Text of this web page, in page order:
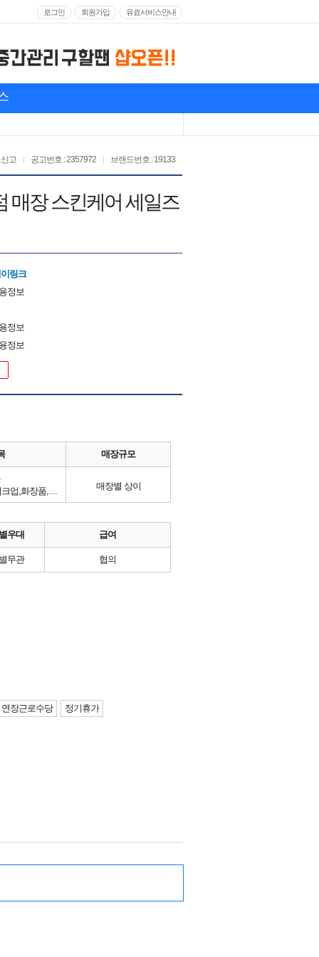
로그인 회원가입 유료서비스안내
브랜드번호 : 19133
공고번호 : 2357972
고
매장 스킨케어 세일즈
링크
정보
정보
정보
매장규모
헤어, 네일아트, 피부관리, 메이크업,화장품,뷰티케어제품
매장별 상이
우대 급여
무관 협의
연장근로수당 정기휴가